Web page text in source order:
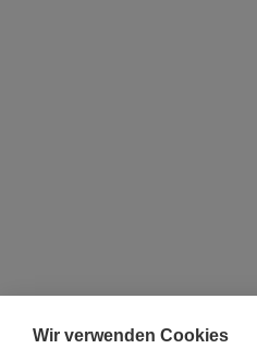
Wir verwenden Cookies